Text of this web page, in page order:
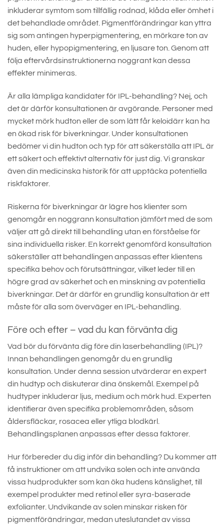
inkluderar symtom som tillfällig rodnad, klåda eller ömhet i
det behandlade området. Pigmentförändringar kan yttra
sig som antingen hyperpigmentering, en mörkare ton av
huden, eller hypopigmentering, en ljusare ton. Genom att
följa eftervårdsinstruktionerna noggrant kan dessa
effekter minimeras.
Är alla lämpliga kandidater för IPL-behandling? Nej, och
det är därför konsultationen är avgörande. Personer med
mycket mörk hudton eller de som lätt får keloidärr kan ha
en ökad risk för biverkningar. Under konsultationen
bedömer vi din hudton och typ för att säkerställa att IPL är
ett säkert och effektivt alternativ för just dig. Vi granskar
även din medicinska historik för att upptäcka potentiella
riskfaktorer.
Riskerna för biverkningar är lägre hos klienter som
genomgår en noggrann konsultation jämfört med de som
väljer att gå direkt till behandling utan en förståelse för
sina individuella risker. En korrekt genomförd konsultation
säkerställer att behandlingen anpassas efter klientens
specifika behov och förutsättningar, vilket leder till en
högre grad av säkerhet och en minskning av potentiella
biverkningar. Det är därför en grundlig konsultation är ett
måste för alla som överväger en IPL-behandling.
Före och efter – vad du kan förvänta dig
Vad bör du förvänta dig före din laserbehandling (IPL)?
Innan behandlingen genomgår du en grundlig
konsultation. Under denna session utvärderar en expert
din hudtyp och diskuterar dina önskemål. Exempel på
hudtyper inkluderar ljus, medium och mörk hud. Experten
identifierar även specifika problemområden, såsom
åldersfläckar, rosacea eller ytliga blodkärl.
Behandlingsplanen anpassas efter dessa faktorer.
Hur förbereder du dig inför din behandling? Du kommer att
få instruktioner om att undvika solen och inte använda
vissa hudprodukter som kan öka hudens känslighet, till
exempel produkter med retinol eller syra-baserade
exfolianter. Undvikande av solen minskar risken för
pigmentförändringar, medan uteslutandet av vissa